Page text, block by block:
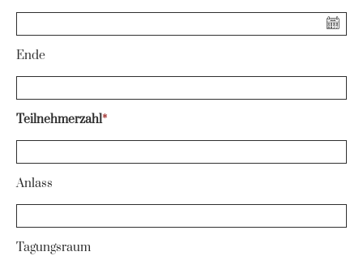
Ende
Teilnehmerzahl*
Anlass
Tagungsraum